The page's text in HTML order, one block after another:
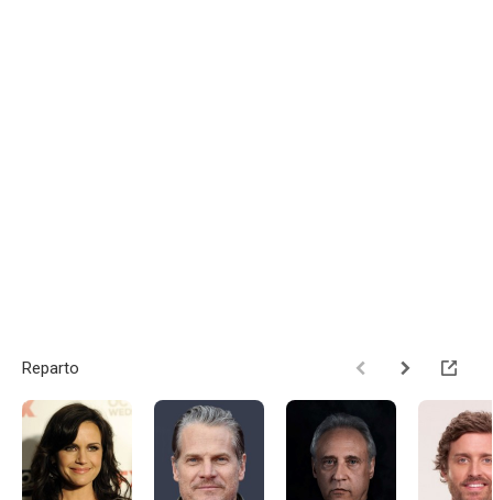
Reparto